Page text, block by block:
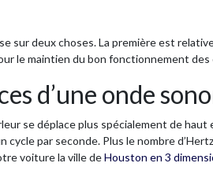
deux choses. La première est
le maintien du bon fonctionnement
d’une onde
se déplace plus spécialement de
par seconde. Plus le nombre
voiture la ville deHouston en 3